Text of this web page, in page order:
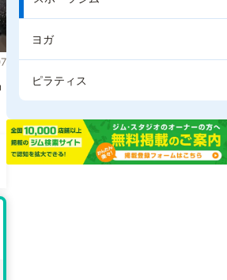
ヨガ
ピラティス